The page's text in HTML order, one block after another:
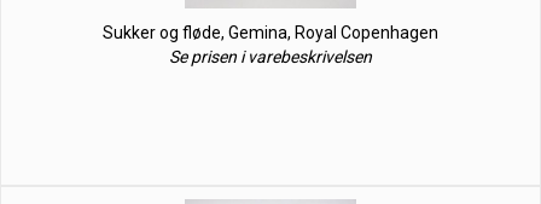
Sukker og fløde, Gemina, Royal Copenhagen
Se prisen i varebeskrivelsen